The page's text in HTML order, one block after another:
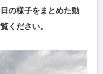
の様子をまとめた動
ください。